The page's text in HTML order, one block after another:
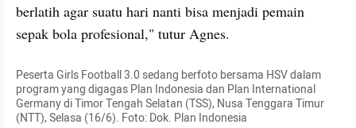
berlatih agar suatu hari nanti bisa menjadi pemain
sepak bola profesional," tutur Agnes.
Peserta Girls Football 3.0 sedang berfoto bersama HSV dalam
program yang digagas Plan Indonesia dan Plan International
Germany di Timor Tengah Selatan (TSS), Nusa Tenggara Timur
(NTT), Selasa (16/6). Foto: Dok. Plan Indonesia